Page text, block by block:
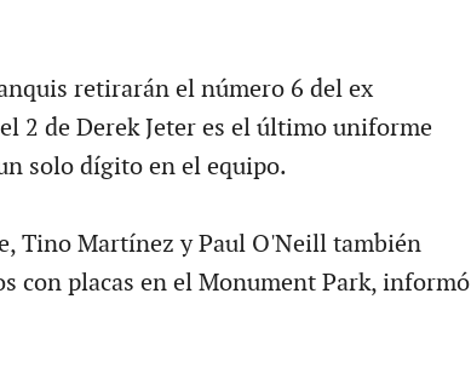
retirarán el número 6 del ex
2 de Derek Jeter es el último uniforme
solo dígito en el equipo.
Tino Martínez y Paul O'Neill también
con placas en el Monument Park, informó